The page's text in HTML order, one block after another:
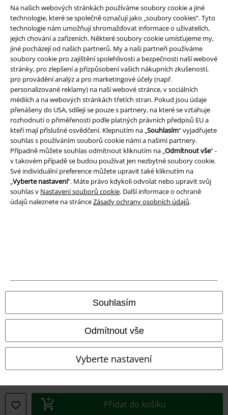
Na našich webových stránkách používáme soubory cookie a jiné
technologie, které se společně označují jako „soubory cookies“. Tyto
technologie nám umožňují shromažďovat informace o uživatelích,
jejich chování a zařízeních. Některé soubory cookie umísťujeme my,
jiné pocházejí od našich partnerů. My a naši partneři používáme
soubory cookie pro zajištění spolehlivosti a bezpečnosti naší webové
stránky, pro zlepšení a přizpůsobení vašich nákupních zkušeností,
pro provádění analýz a pro marketingové účely (např.
personalizované reklamy) na naší webové stránce, v sociálních
médiích a na webových stránkách třetích stran. Pokud jsou údaje
přenášeny do USA, sdílejí se pouze s partnery, na které se vztahuje
rozhodnutí o přiměřenosti podle platných právních předpisů EU a
kteří mají příslušné osvědčení. Klepnutím na „Souhlasím“ vyjadřujete
souhlas s používáním souborů cookie námi a našimi partnery.
Případně můžete souhlas odmítnout kliknutím na „Odmítnout vše“ -
v takovém případě se budou používat jen nezbytné soubory cookie.
Své individuální preference můžete upravit také kliknutím na
„Vyberte nastavení“. Máte právo kdykoli odvolat nebo upravit svůj
souhlas v Nastavení souborů cookie. Další informace o ochraně
údajů naleznete na stránceZásady ochrany osobních údajů.
Souhlasím
Odmítnout vše
Vyberte nastavení
Přidat do košíku
Stáhněte si novou EMP aplikaci zdarma a využijte všechny nové
funkce a výhody!
A Warner Music Group Company
Ochrana osobních údajů
Likvidace odpadu a ochrana životního prostředí
Informace o přístupnosti
Nastavení souborů cookie
Odstoupení od smlouvy